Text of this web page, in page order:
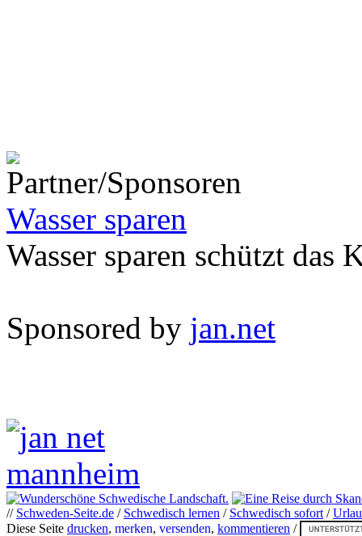
Wasser sparen
Wasser sparen schützt das
Sponsored by jan.net
// Schweden-Seite.de / Schwedisch lernen / Schwedisch sofort /
Diese Seite drucken, merken, versenden, kommentieren /